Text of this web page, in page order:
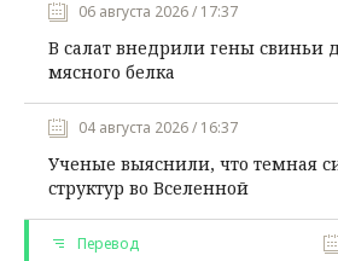
06 августа 2026 / 17:37
В салат внедрили гены свиньи
мясного белка
04 августа 2026 / 16:37
Ученые выяснили, что темная
структур во Вселенной
Перевод